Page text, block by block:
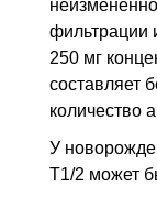
фильтрации
250 мг
составляет
количество
У
T1/2 может